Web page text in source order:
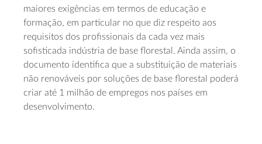
maiores exigências em termos de educação e
formação, em particular no que diz respeito aos
requisitos dos profissionais da cada vez mais
sofisticada indústria de base florestal. Ainda assim, o
documento identifica que a substituição de materiais
não renováveis por soluções de base florestal poderá
criar até 1 milhão de empregos nos países em
desenvolvimento.